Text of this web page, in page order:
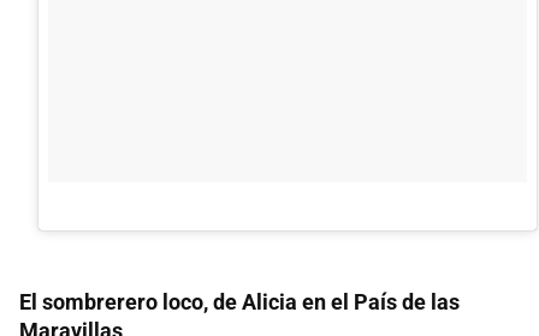
El sombrerero loco, de Alicia en el País de las
Maravillas